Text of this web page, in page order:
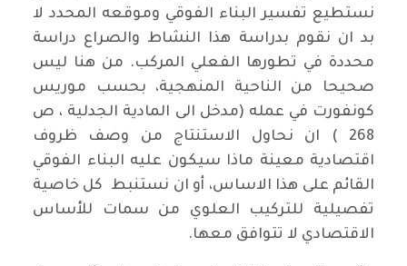
نستطيع تفسير البناء الفوقي وموقعه المحدد لا
بد ان نقوم بدراسة هذا النشاط والصراع دراسة
محددة في تطورها الفعلي المركب. من هنا ليس
صحيحا من الناحية المنهجية، بحسب موريس
كونفورت في عمله (مدخل الى المادية الجدلية ، ص
268 ) ان نحاول الاستنتاج من وصف ظروف
اقتصادية معينة ماذا سيكون عليه البناء الفوقي
القائم على هذا الاساس، أو ان نستنبط كل خاصية
تفصيلية للتركيب العلوي من سمات للأساس
الاقتصادي لا تتوافق معها.